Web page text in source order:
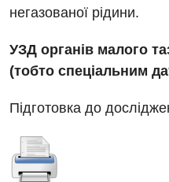
Вакансії
Заходи БПР
Інтернатура
Енциклопедія
Діагностика
Діагностичне відділення
Ендоскопічне відділення
Інструментальна
негазованої рідини.
УЗД органів малого
(тобто спеціальним
Підготовка до